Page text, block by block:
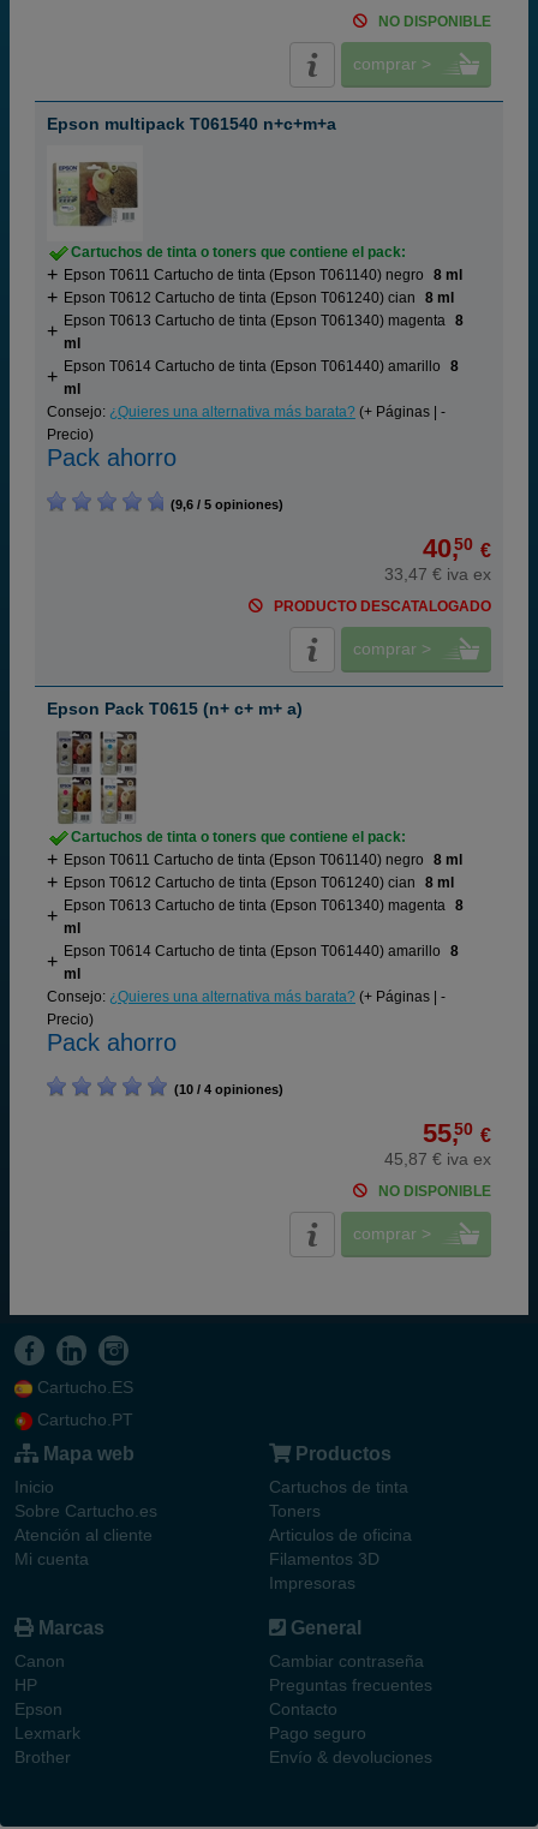
NO DISPONIBLE
comprar >
Epson multipack T061540 n+c+m+a
Cartuchos de tinta o toners que contiene el pack:
Epson T0611 Cartucho de tinta (Epson T061140) negro
8 ml
Epson T0612 Cartucho de tinta (Epson T061240) cian
8 ml
Epson T0613 Cartucho de tinta (Epson T061340) magenta 8
ml
Epson T0614 Cartucho de tinta (Epson T061440) amarillo
8
ml
Consejo: ¿Quieres una alternativa más barata? (+ Páginas | -
Precio)
Pack ahorro
(9,6 / 5 opiniones)
40,50 €
33,47 € iva ex
PRODUCTO DESCATALOGADO
comprar >
Epson Pack T0615 (n+ c+ m+ a)
Cartuchos de tinta o toners que contiene el pack:
Epson T0611 Cartucho de tinta (Epson T061140) negro
8 ml
Epson T0612 Cartucho de tinta (Epson T061240) cian
8 ml
Epson T0613 Cartucho de tinta (Epson T061340) magenta 8
ml
Epson T0614 Cartucho de tinta (Epson T061440) amarillo
8
ml
Consejo: ¿Quieres una alternativa más barata? (+ Páginas | -
Precio)
Pack ahorro
(10 / 4 opiniones)
55,50 €
45,87 € iva ex
NO DISPONIBLE
comprar >
Cartucho.ES
Cartucho.PT
Mapa web
Inicio
Sobre Cartucho.es
Atención al cliente
Mi cuenta
Productos
Cartuchos de tinta
Toners
Articulos de oficina
Filamentos 3D
Impresoras
Marcas
Canon
HP
Epson
Lexmark
Brother
General
Cambiar contraseña
Preguntas frecuentes
Contacto
Pago seguro
Envío & devoluciones